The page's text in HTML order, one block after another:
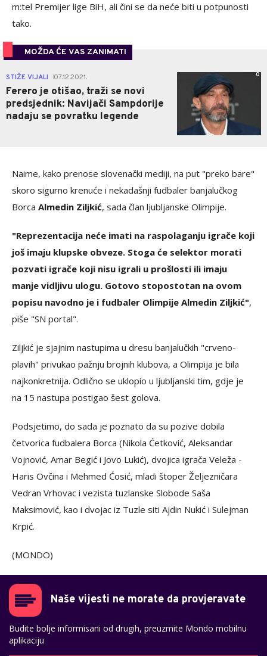
m:tel Premijer lige BiH, ali čini se da neće biti u potpunosti
tako.
MOŽDA ĆE VAS ZANIMATI
STIŽE VIJALI 07.12.2021.
Ferero je otišao, traži se novi
predsjednik: Navijači Sampdorije
nadaju se povratku legende
0
Naime, kako prenose slovenački mediji, na put "preko bare"
skoro sigurno krenuće i nekadašnji fudbaler banjalučkog
Borca Almedin Ziljkić, sada član ljubljanske Olimpije.
"Reprezentacija neće imati na raspolaganju igrače koji
još imaju klupske obveze. Stoga će selektor morati
pozvati igrače koji nisu igrali u prošlosti ili imaju
manje vidljivu ulogu. Gotovo stopostotan na ovom
popisu navodno je i fudbaler Olimpije Almedin Ziljkić",
piše "SN portal".
Ziljkić je sjajnim nastupima u dresu banjalučkih "crveno-
plavih" privukao pažnju brojnih klubova, a Olimpija je bila
najkonkretnija. Odlično se uklopio u ljubljanski tim, gdje je
na 15 nastupa postigao šest golova.
Podsjetimo, do sada je poznato da su pozive dobila
četvorica fudbalera Borca (Nikola Ćetković, Aleksandar
Vojnović, Amar Begić i Jovo Lukić), dvojica igrača Veleža -
Haris Ovčina i Mehmed Ćosić, mladi štoper Željezničara
Vedran Vrhovac i vezista tuzlanske Slobode Saša
Maksimović, kao i dvojac iz Tuzle siti Ajdin Nukić i Sulejman
Krpić.
(MONDO)
Naše vijesti ne morate da provjeravate
Budite bolje informisani od drugih, preuzmite Mondo mobilnu
aplikaciju